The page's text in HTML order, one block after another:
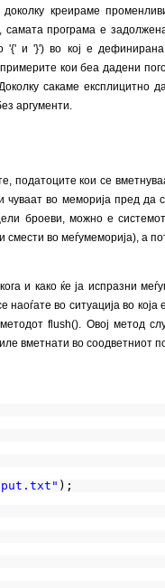
креираме
програма е
'{' и '}') во кој е
кои беа дадени
сакаме експлицитно
аргументи.
податоците кои се
чуваат во меморија пред
броеви, можно е
смести во меѓумеморија), а
и како ќе ја испразни
наоѓате во ситуација во
flush(). Овој метод
вметнати во соодветниот
);